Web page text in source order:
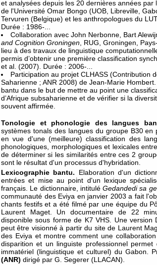
et analysées depuis les 20 dernières années par
de l'Université Omar Bongo (UOB, Libreville,
Tervuren (Belgique) et les anthropologues du
Durée : 1986-...
Collaboration avec John Nerbonne, Bart
and Cognition Groningen , RUG, Groningen,
lieu à des travaux de linguistique
permis d’obtenir une première classification
et al. (2007). Durée : 2006-...
Participation au projet CLHASS (Contribution
Saharienne ; ANR 2008) de Jean-Marie
bantu dans le but de mettre au point une
d’Afrique subsaharienne et de vérifier si la
souvent affirmée.
Tonologie et phonologie des langues
systèmes tonals des langues du groupe B30
en vue d'une (meilleure) classification des
phonologiques, morphologiques et lexicales
de déterminer si les similarités entre ces 2
sont le résultat d'un processus d'hybridation.
Lexicographie bantu. Elaboration d'un
entrées et mise au point d'un lexique
français. Le dictionnaire, intituléGedandedi sa
communauté des Eviya en janvier 2003 a fait
chants festifs et a été filmé par une équipe du
Laurent Maget. Un documentaire de 22
disponible sous forme de K7 VHS. Une
peut être visionné à partir du site de Laurent
des Eviya et montre comment une
disparition et un linguiste professionnel
immatériel (linguistique et culturel) du Gabon.
(ANR) dirigé par G. Segerer (LLACAN).